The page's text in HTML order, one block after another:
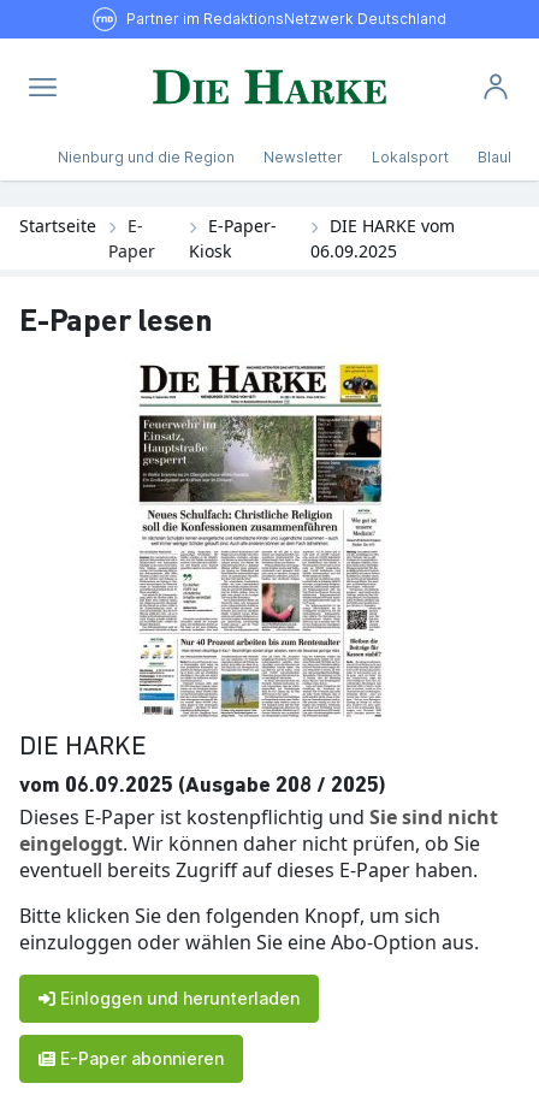
Partner im RedaktionsNetzwerk Deutschland
Nienburg und die Region Newsletter Lokalsport Blaulicht
Startseite
E-
Paper
E-Paper-
Kiosk
DIE HARKE vom
06.09.2025
E-Paper lesen
DIE HARKE
vom 06.09.2025 (Ausgabe 208 / 2025)
Dieses E-Paper ist kostenpflichtig und Sie sind nicht
eingeloggt. Wir können daher nicht prüfen, ob Sie
eventuell bereits Zugriff auf dieses E-Paper haben.
Bitte klicken Sie den folgenden Knopf, um sich
einzuloggen oder wählen Sie eine Abo-Option aus.
Einloggen und herunterladen
E-Paper abonnieren